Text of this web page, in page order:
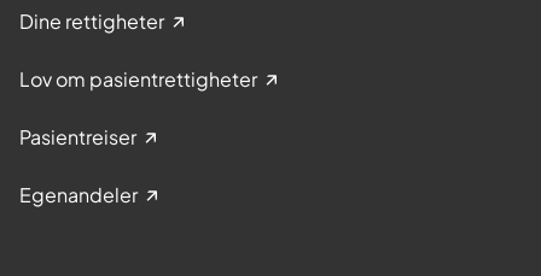
Dine rettigheter
Lov om pasientrettigheter
Pasientreiser
Egenandeler